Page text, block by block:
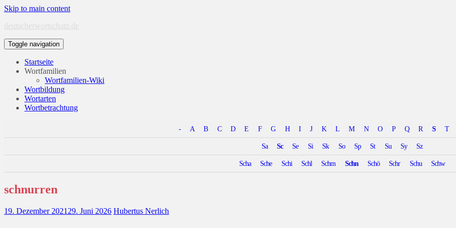
Skip to main content
deutscherwortschatz.de
Toggle navigation
Startseite
Wortfamilien
Wortfamilien-Wiki
Wortbildung
Wortarten
Wortbetrachtung
- A B C D E F G H I J K L M N O P Q R S T
Sa Sc Se Si Sk So Sp St Su Sy Sz
Scha Sche Schi Schl Schm Schn Schö Schr Schu Schw
schnurren
19. Dezember 2021 29. Juni 2026 Hubertus Nerlich